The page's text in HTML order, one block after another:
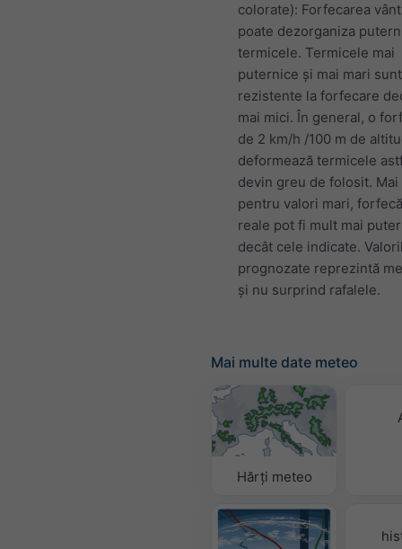
colorate): Forfecarea
poate dezorganiza
termicele. Termicele mai
puternice și mai mari
rezistente la forfecare
mai mici. În general, o
de 2 km/h /100 m de
deformează termicele
devin greu de folosit. Mai
pentru valori mari,
reale pot fi mult mai
decât cele indicate.
prognozate reprezintă
și nu surprind rafalele.
Mai multe date meteo
Hărți meteo